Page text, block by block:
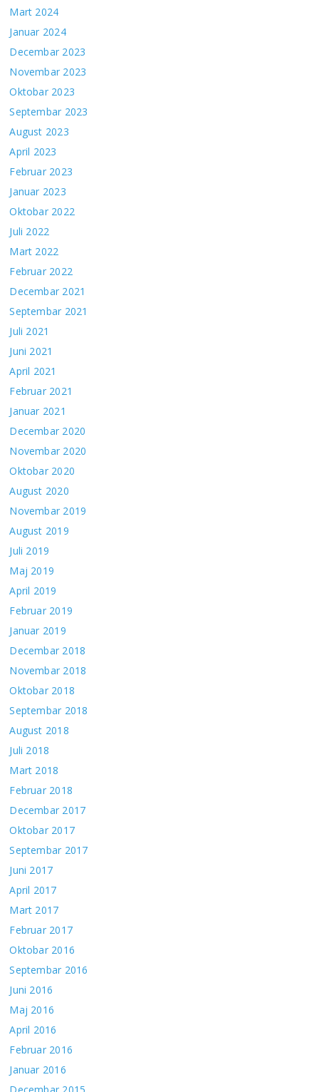
Mart 2024
Januar 2024
Decembar 2023
Novembar 2023
Oktobar 2023
Septembar 2023
August 2023
April 2023
Februar 2023
Januar 2023
Oktobar 2022
Juli 2022
Mart 2022
Februar 2022
Decembar 2021
Septembar 2021
Juli 2021
Juni 2021
April 2021
Februar 2021
Januar 2021
Decembar 2020
Novembar 2020
Oktobar 2020
August 2020
Novembar 2019
August 2019
Juli 2019
Maj 2019
April 2019
Februar 2019
Januar 2019
Decembar 2018
Novembar 2018
Oktobar 2018
Septembar 2018
August 2018
Juli 2018
Mart 2018
Februar 2018
Decembar 2017
Oktobar 2017
Septembar 2017
Juni 2017
April 2017
Mart 2017
Februar 2017
Oktobar 2016
Septembar 2016
Juni 2016
Maj 2016
April 2016
Februar 2016
Januar 2016